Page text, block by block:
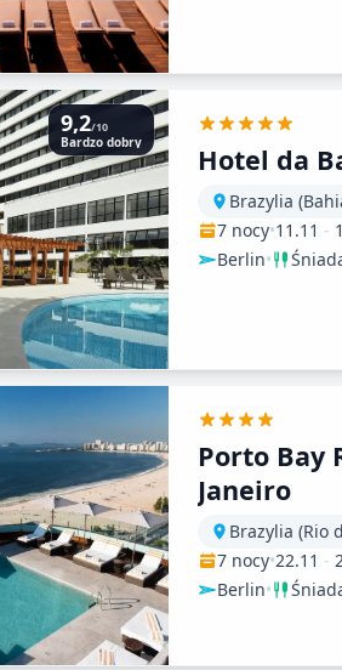
9,2/10
Bardzo dobry Hotel da
Brazylia
7 nocy•11.11 -
Berlin•
Porto Bay
Janeiro
Brazylia (Rio
7 nocy•22.11 -
Berlin•